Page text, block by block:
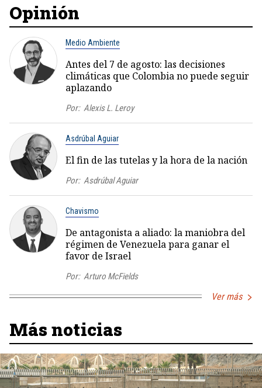
Opinión
Medio Ambiente
Antes del 7 de agosto: las decisiones
climáticas que Colombia no puede seguir
aplazando
Por: Alexis L. Leroy
Asdrúbal Aguiar
El fin de las tutelas y la hora de la nación
Por: Asdrúbal Aguiar
Chavismo
De antagonista a aliado: la maniobra del
régimen de Venezuela para ganar el
favor de Israel
Por: Arturo McFields
Ver más
Más noticias